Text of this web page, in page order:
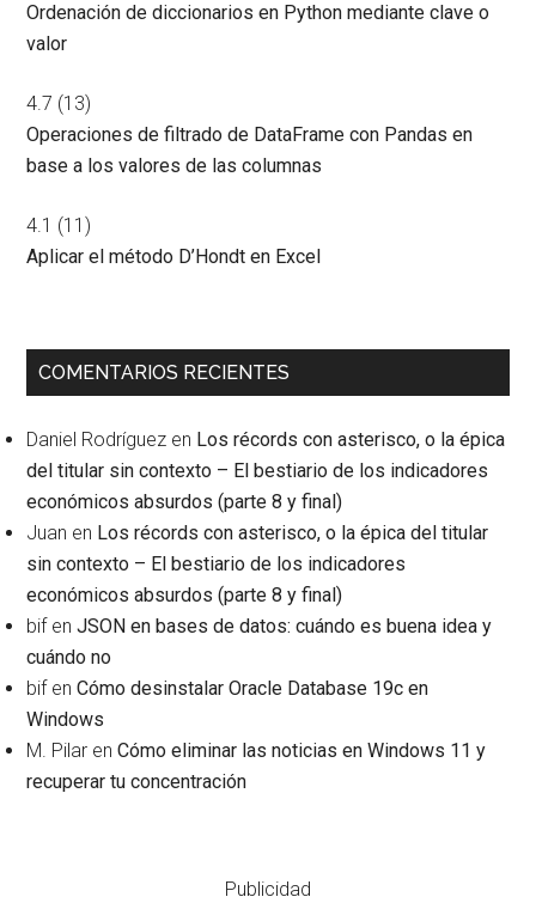
Ordenación de diccionarios en Python mediante clave o
valor
4.7 (13)
Operaciones de filtrado de DataFrame con Pandas en
base a los valores de las columnas
4.1 (11)
Aplicar el método D’Hondt en Excel
COMENTARIOS RECIENTES
Daniel Rodríguez en Los récords con asterisco, o la épica
del titular sin contexto – El bestiario de los indicadores
económicos absurdos (parte 8 y final)
Juan en Los récords con asterisco, o la épica del titular
sin contexto – El bestiario de los indicadores
económicos absurdos (parte 8 y final)
bif enJSON en bases de datos: cuándo es buena idea y
cuándo no
bif enCómo desinstalar Oracle Database 19c en
Windows
M. Pilar enCómo eliminar las noticias en Windows 11 y
recuperar tu concentración
Publicidad